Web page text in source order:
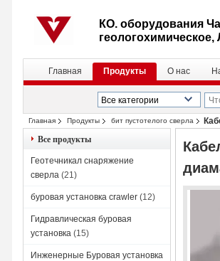
КО. оборудования
геологохимическое,
Главная Продукты О нас
Главная Продукты бит пустотелого сверла
Все продукты
Геотечникал снаряжение
сверла (21)
буровая установка crawler (12)
Гидравлическая буровая
установка (15)
Инженерные Буровая установка